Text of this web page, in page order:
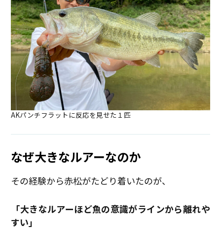
AKパンチフラットに反応を見せた１匹
なぜ大きなルアーなのか
その経験から赤松がたどり着いたのが、
「大きなルアーほど魚の意識がラインから離れや
すい」